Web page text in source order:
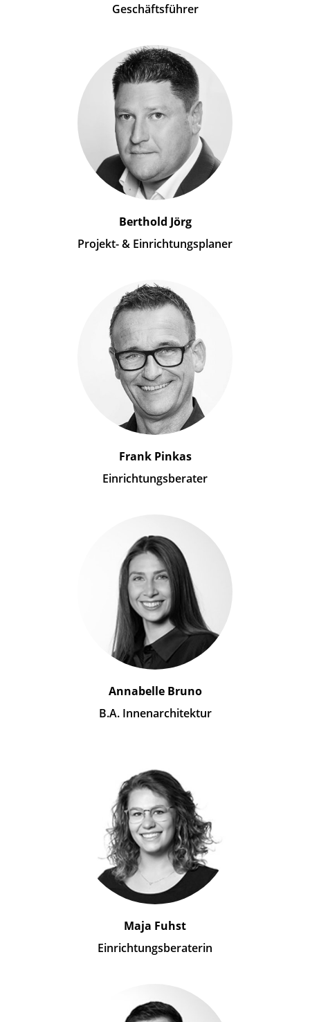
Geschäftsführer
Berthold Jörg
Projekt- & Einrichtungsplaner
Frank Pinkas
Einrichtungsberater
Annabelle Bruno
B.A. Innenarchitektur
Maja Fuhst
Einrichtungsberaterin